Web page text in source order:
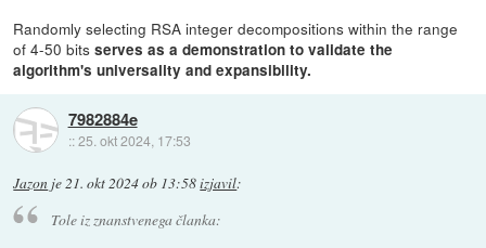
Randomly selecting RSA integer decompositions within the range
of 4-50 bitsserves as a demonstration to validate the
algorithm's universality and expansibility.
7982884e
::25. okt 2024, 17:53
Jazon je21. okt 2024 ob 13:58izjavil:
Tole iz znanstvenega članka: